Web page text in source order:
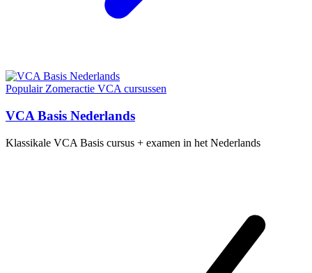
Populair Zomeractie VCA cursussen
VCA Basis Nederlands
Klassikale VCA Basis cursus + examen in het Nederlands